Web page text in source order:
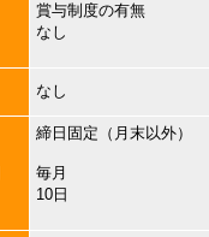
賞与制度の有無
なし
なし
締日固定（月末以外）
毎月
10日